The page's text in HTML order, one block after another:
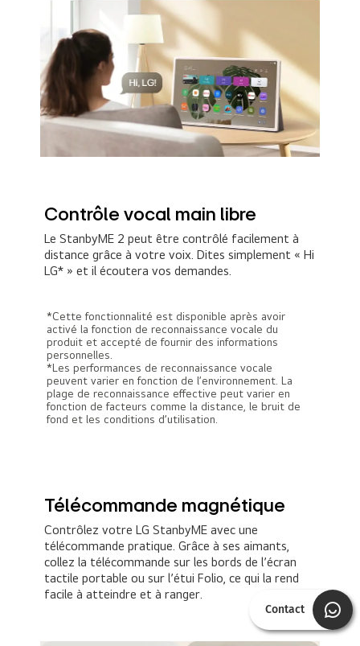
Contrôle vocal main libre
Le StanbyME 2 peut être contrôlé facilement à
distance grâce à votre voix. Dites simplement « Hi
LG* » et il écoutera vos demandes.
*Cette fonctionnalité est disponible après avoir
activé la fonction de reconnaissance vocale du
produit et accepté de fournir des informations
personnelles.
*Les performances de reconnaissance vocale
peuvent varier en fonction de l’environnement. La
plage de reconnaissance effective peut varier en
fonction de facteurs comme la distance, le bruit de
fond et les conditions d’utilisation.
Télécommande magnétique
Contrôlez votre LG StanbyME avec une
télécommande pratique. Grâce à ses aimants,
collez la télécommande sur les bords de l’écran
tactile portable ou sur l’étui Folio, ce qui la rend
facile à atteindre et à ranger.
Contact